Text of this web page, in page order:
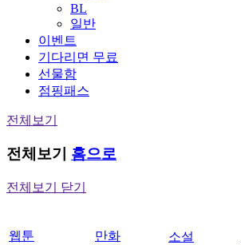
BL
일반
이벤트
기다리면 무료
선물함
점핑패스
전체보기
전체보기 홈으로
전체보기 닫기
웹툰
만화
소설